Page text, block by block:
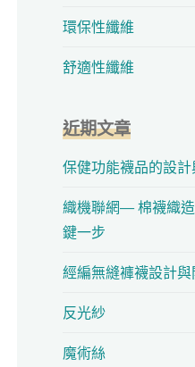
環保性纖維
舒適性纖維
近期文章
保健功能襪品的設
織機聯網— 棉襪織
鍵一步
經編無縫褲襪設計與
反光紗
魔術絲